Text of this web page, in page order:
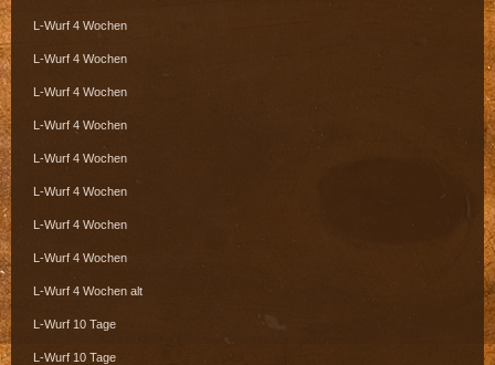
L-Wurf 4 Wochen
L-Wurf 4 Wochen
L-Wurf 4 Wochen
L-Wurf 4 Wochen
L-Wurf 4 Wochen
L-Wurf 4 Wochen
L-Wurf 4 Wochen
L-Wurf 4 Wochen
L-Wurf 4 Wochen alt
L-Wurf 10 Tage
L-Wurf 10 Tage